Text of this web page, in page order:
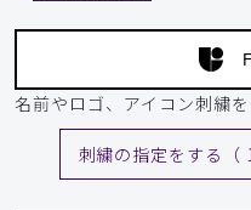
名前やロゴ、アイコン刺繍を
刺繍の指定をする（